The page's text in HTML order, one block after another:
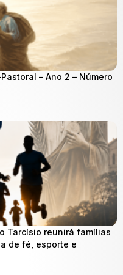
– Ano 2 – Número
Tarcísio reunirá famílias
de fé, esporte e